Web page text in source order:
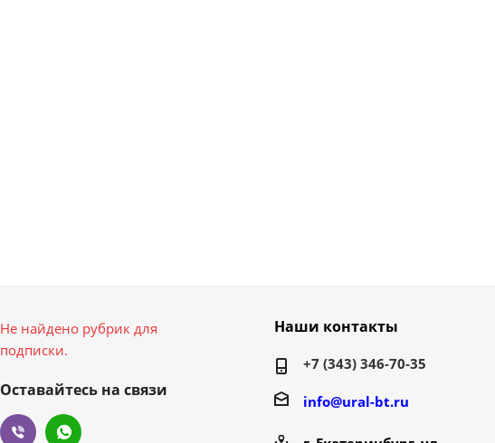
Не найдено рубрик для
подписки.
Оставайтесь на связи
Наши контакты
+7 (343) 346-70-35
info@ural-bt.ru